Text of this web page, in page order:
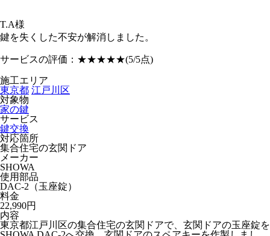
T.A様
鍵を失くした不安が解消しました。
サービスの評価： ★★★★★(5/5点)
施工エリア
東京都 江戸川区
対象物
家の鍵
サービス
鍵交換
対応箇所
集合住宅の玄関ドア
メーカー
SHOWA
使用部品
DAC-2（玉座錠）
料金
22,990円
内容
東京都江戸川区の集合住宅の玄関ドアで、玄関ドアの玉座錠を